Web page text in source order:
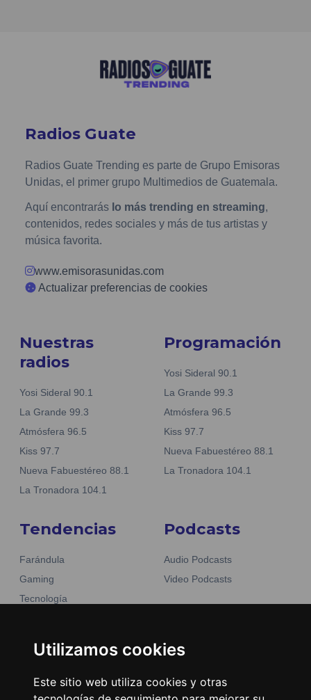
Utilizamos cookies
Este sitio web utiliza cookies y otras
Radios Guate
Radios Guate Trending es parte de Grupo Emisoras
Unidas, el primer grupo Multimedios de Guatemala.
Aquí encontrarás lo más trending en streaming,
contenidos, redes sociales y más de tus artistas y
música favorita.
www.emisorasunidas.com
Actualizar preferencias de cookies
Nuestras
radios
Yosi Sideral 90.1
La Grande 99.3
Atmósfera 96.5
Kiss 97.7
Nueva Fabuestéreo 88.1
La Tronadora 104.1
Programación
Yosi Sideral 90.1
La Grande 99.3
Atmósfera 96.5
Kiss 97.7
Nueva Fabuestéreo 88.1
La Tronadora 104.1
Tendencias
Farándula
Gaming
Tecnología
Noticias
Podcasts
Audio Podcasts
Video Podcasts
Emisoras Unidas